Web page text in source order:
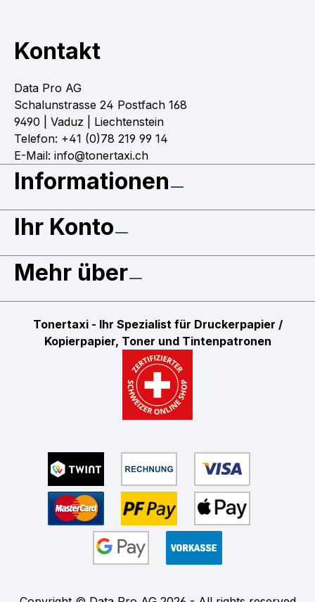
Kontakt
Data Pro AG
Schalunstrasse 24 Postfach 168
9490 | Vaduz | Liechtenstein
Telefon: +41 (0)78 219 99 14
E-Mail: info@tonertaxi.ch
Informationen
Ihr Konto
Mehr über
Tonertaxi - Ihr Spezialist für Druckerpapier /
Kopierpapier, Toner und Tintenpatronen